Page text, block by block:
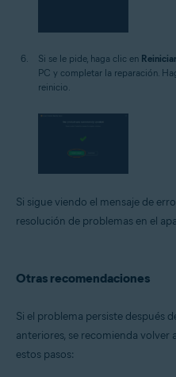
Si se le pide, haga clic en
PC y completar la reparación.
reinicio.
Si sigue viendo el mensaje de
resolución de problemas en el
Otras recomendaciones
Si el problema persiste después
anteriores, se recomienda volver
estos pasos: